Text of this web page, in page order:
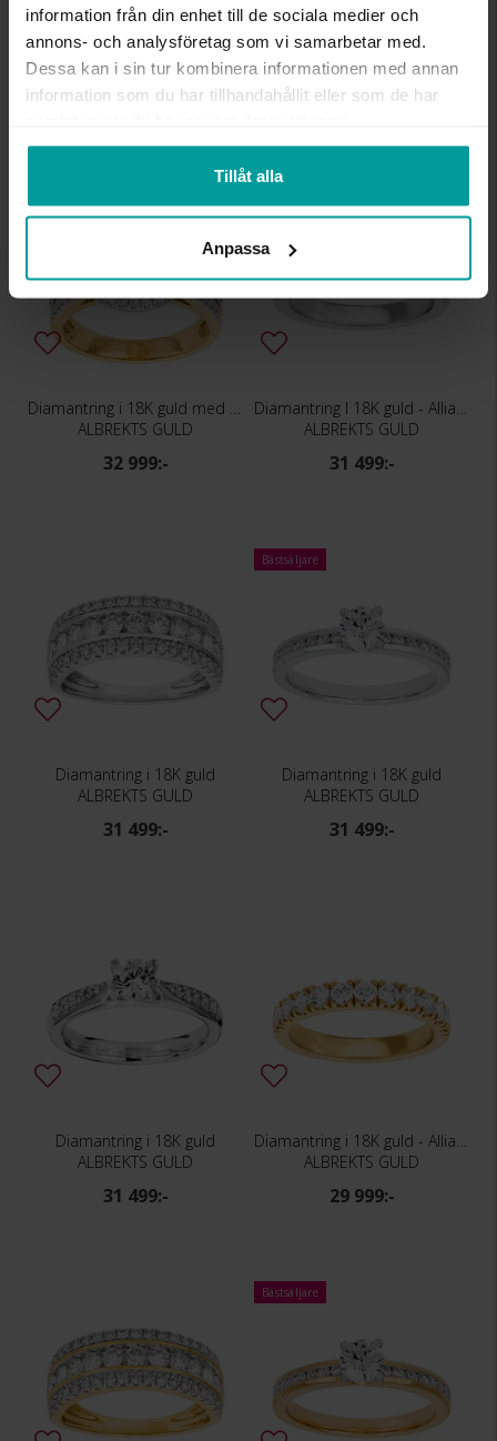
information från din enhet till de sociala medier och
annons- och analysföretag som vi samarbetar med.
Dessa kan i sin tur kombinera informationen med annan
information som du har tillhandahållit eller som de har
Tillåt alla
Anpassa
Diamantring i 18K guld
ALBREKTS GULD
34 999:-
ALBREKTS GULD
34 499:-
Diamantring i 18K guld med flera diamanter
ALBREKTS GULD
32 999:-
Diamantring I 18K guld - Allians
ALBREKTS GULD
31 499:-
Diamantring i 18K guld
ALBREKTS GULD
31 499:-
Bästsäljare
Diamantring i 18K guld
ALBREKTS GULD
31 499:-
Diamantring i 18K guld
ALBREKTS GULD
31 499:-
ALBREKTS GULD
29 999:-
Bästsäljare